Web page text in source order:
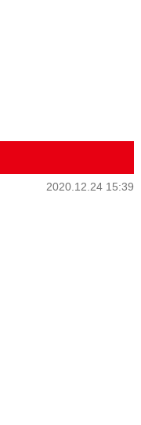
2020.12.24 15:39